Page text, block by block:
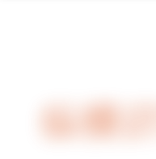
纵横